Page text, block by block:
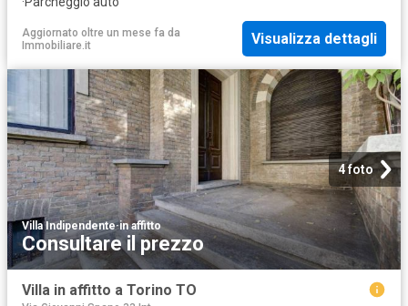
Aggiornato oltre un mese fa da
Immobiliare.it
Visualizza dettagli
4 foto
Villa Indipendente·in affitto
Consultare il prezzo
Villa in affitto a Torino TO